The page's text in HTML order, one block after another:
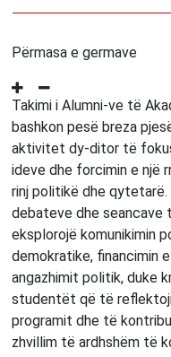
Përmasa e germave
Takimi i Alumni-ve të
bashkon pesë breza
aktivitet dy-ditor të
ideve dhe forcimin e një
rinj politikë dhe
debateve dhe
eksplorojë komunikimin
demokratike, financimin
angazhimit politik, duke
studentët që të
programit dhe të
zhvillim të ardhshëm të